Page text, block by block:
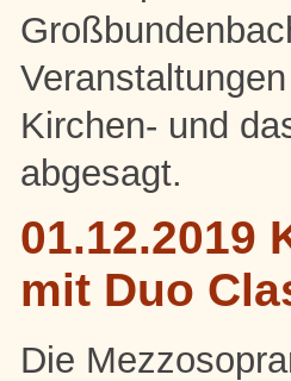
Kirchen- und
abgesagt.
01.12.2019
mit Duo
Die